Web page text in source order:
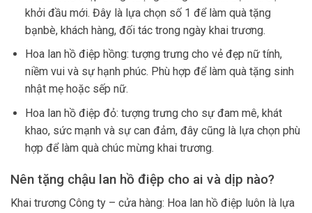
khởi đầu mới. Đây là lựa chọn số 1 để làm quà tặng
bạnbè, khách hàng, đối tác trong ngày khai trương.
Hoa lan hồ điệp hồng: tượng trưng cho vẻ đẹp nữ tính,
niềm vui và sự hạnh phúc. Phù hợp để làm quà tặng sinh
nhật mẹ hoặc sếp nữ.
Hoa lan hồ điệp đỏ: tượng trưng cho sự đam mê, khát
khao, sức mạnh và sự can đảm, đây cũng là lựa chọn phù
hợp để làm quà chúc mừng khai trương.
Nên tặng chậu lan hồ điệp cho ai và dịp nào?
Khai trương Công ty – cửa hàng: Hoa lan hồ điệp luôn là lựa